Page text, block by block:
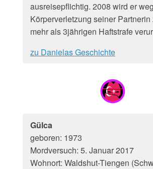
ausreisepflichtig. 2008 wird er
Körperverletzung seiner
mehr als 3jährigen Haftstrafe
zu Danielas Geschichte
Gülca
geboren: 1973
Mordversuch: 5. Januar 2017
Wohnort: Waldshut-Tiengen